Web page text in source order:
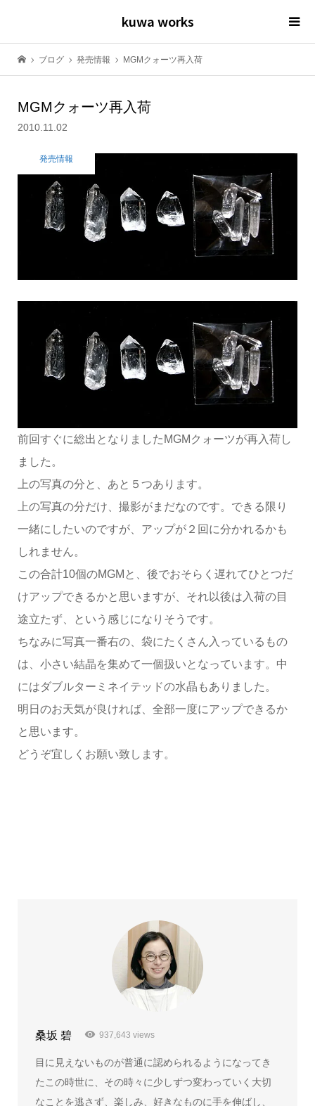
kuwa works
ブログ 発売情報 MGMクォーツ再入荷
MGMクォーツ再入荷
2010.11.02
発売情報
前回すぐに総出となりましたMGMクォーツが再入荷し
ました。
上の写真の分と、あと５つあります。
上の写真の分だけ、撮影がまだなのです。できる限り
一緒にしたいのですが、アップが２回に分かれるかも
しれません。
この合計10個のMGMと、後でおそらく遅れてひとつだ
けアップできるかと思いますが、それ以後は入荷の目
途立たず、という感じになりそうです。
ちなみに写真一番右の、袋にたくさん入っているもの
は、小さい結晶を集めて一個扱いとなっています。中
にはダブルターミネイテッドの水晶もありました。
明日のお天気が良ければ、全部一度にアップできるか
と思います。
どうぞ宜しくお願い致します。
桑坂 碧 937,643 views
目に見えないものが普通に認められるようになってき
たこの時世に、その時々に少しずつ変わっていく大切
なことを逃さず、楽しみ、好きなものに手を伸ばし、